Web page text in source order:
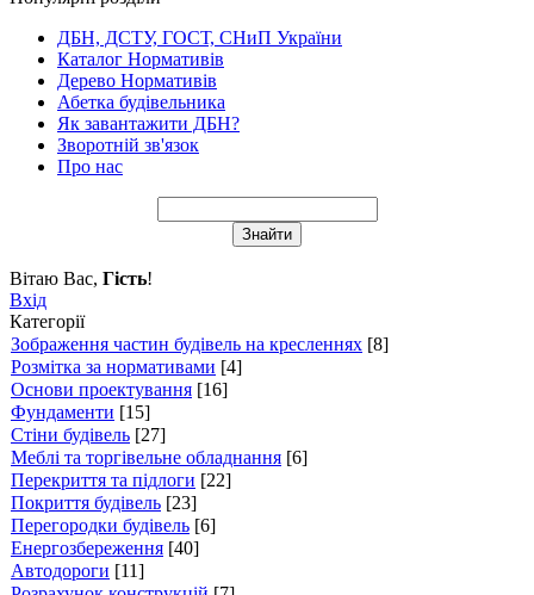
ДБН, ДСТУ, ГОСТ, СНиП України
Каталог Нормативів
Дерево Нормативів
Абетка будівельника
Як завантажити ДБН?
Зворотній зв'язок
Про нас
Вітаю Вас, Гість!
Вхід
Категорії
Зображення частин будівель на кресленнях [8]
Розмітка за нормативами [4]
Основи проектування [16]
Фундаменти [15]
Стіни будівель [27]
Меблі та торгівельне обладнання [6]
Перекриття та підлоги [22]
Покриття будівель [23]
Перегородки будівель [6]
Енергозбереження [40]
Автодороги [11]